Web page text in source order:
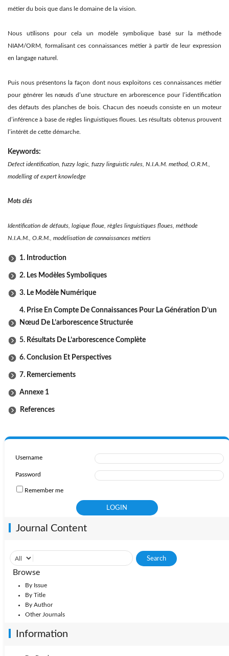
métier du bois que dans le domaine de la vision.
Nous utilisons pour cela un modèle symbolique basé sur la méthode
NIAM/ORM, formalisant ces connaissances métier à partir de leur expression
en langage naturel.
Puis nous présentons la façon dont nous exploitons ces connaissances métier
pour générer les nœuds d’une structure en arborescence pour l’identification
des défauts des planches de bois. Chacun des noeuds consiste en un moteur
d’inférence à base de règles linguistiques floues. Les résultats obtenus prouvent
l’intérêt de cette démarche.
Keywords:
Defect identification, fuzzy logic, fuzzy linguistic rules, N.I.A.M. method, O.R.M.,
modelling of expert knowledge
Mots clés
Identification de défauts, logique floue, règles linguistiques floues, méthode
N.I.A.M., O.R.M., modélisation de connaissances métiers
1. Introduction
2. Les Modèles Symboliques
3. Le Modèle Numérique
4. Prise En Compte De Connaissances Pour La Génération D’un
Nœud De L’arborescence Structurée
5. Résultats De L’arborescence Complète
6. Conclusion Et Perspectives
7. Remerciements
Annexe 1
References
Username
Password
Remember me
Journal Content
Browse
By Issue
By Title
By Author
Other Journals
Information